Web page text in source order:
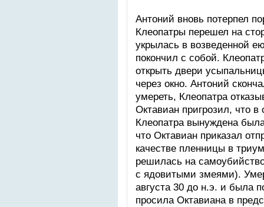
Антоний вновь потерпел
Клеопатры перешел на
укрылась в возведенной
покончил с собой.
открыть двери
через окно. Антоний
умереть, Клеопатра
Октавиан пригрозил, что
Клеопатра вынуждена
что Октавиан приказал
качестве пленницы в
решилась на
с ядовитыми змеями).
августа 30 до н.э. и была
просила Октавиана в